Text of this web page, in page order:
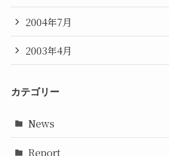
2004年7月
2003年4月
カテゴリー
News
Report